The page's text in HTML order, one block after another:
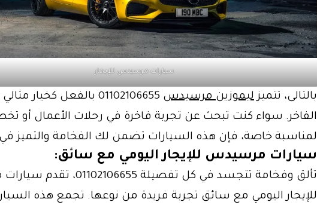
سيارات مرسيدس للإيجار
بالتالى، تتميز ليموزين مرسيدس
01102106655 بالفعل كخيار
الفاخر. سواء كنت تبحث عن تجربة فاخرة في رحلات الأعمال أو
لمناسبة خاصة، فإن هذه السيارات تضمن لك الفخامة والتميز
سيارات مرسيدس للإيجار اليومي مع سائق:
تألق وفخامة تتجسد في كل تفصيلة
للإيجار اليومي مع سائق تجربة فريدة من نوعها. تجمع هذه